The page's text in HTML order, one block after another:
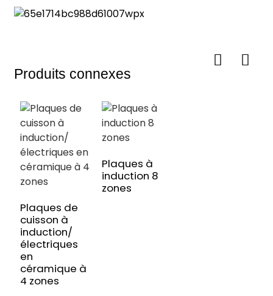
Produits connexes
Plaques de
cuisson à
induction/
électriques
en
céramique à
4 zones
Plaques à
induction 8
zones